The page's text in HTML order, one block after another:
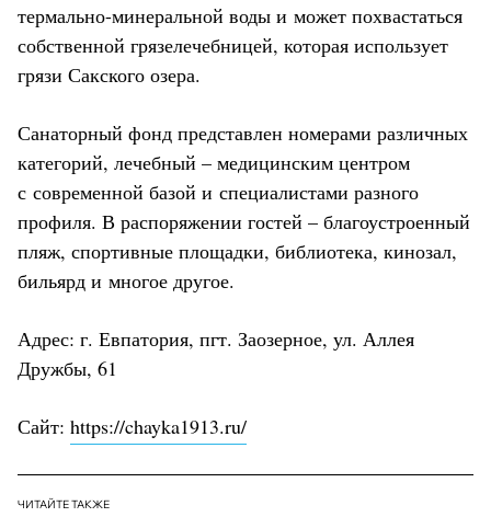
термально-минеральной воды и может похвастаться
собственной грязелечебницей, которая использует
грязи Сакского озера.
Санаторный фонд представлен номерами различных
категорий, лечебный – медицинским центром
с современной базой и специалистами разного
профиля. В распоряжении гостей – благоустроенный
пляж, спортивные площадки, библиотека, кинозал,
бильярд и многое другое.
Адрес: г. Евпатория, пгт. Заозерное, ул. Аллея
Дружбы, 61
Сайт: https://chayka1913.ru/
ЧИТАЙТЕ ТАКЖЕ